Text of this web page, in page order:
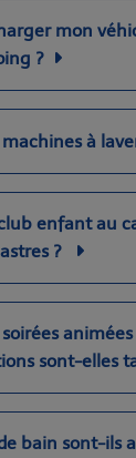
mon
?
à
enfant au
?
sont-elles
bain sont-ils